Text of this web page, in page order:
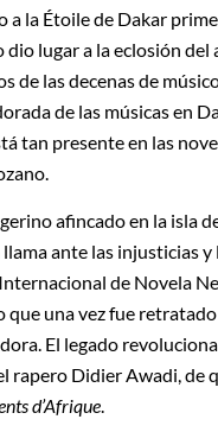
la Étoile de Dakar
lugar a la eclosión
de las decenas de
de las músicas en
tan presente en las
afincado en la isla
ante las injusticias
de Novela
una vez fue
El legado
rapero Didier Awadi,
d’Afrique.